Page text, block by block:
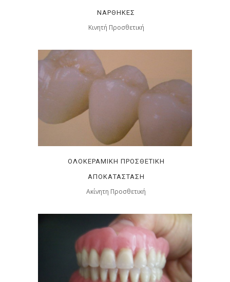
ΝΆΡΘΗΚΕΣ
Κινητή Προσθετική
ΟΛΟΚΕΡΑΜΙΚΉ ΠΡΟΣΘΕΤΙΚΉ
ΑΠΟΚΑΤΆΣΤΑΣΗ
Ακίνητη Προσθετική